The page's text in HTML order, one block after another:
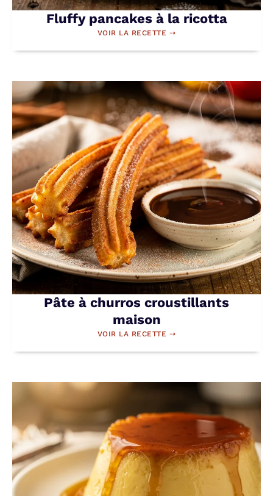
Fluffy pancakes à la ricotta
VOIR LA RECETTE ⇢
Pâte à churros croustillants
maison
VOIR LA RECETTE ⇢